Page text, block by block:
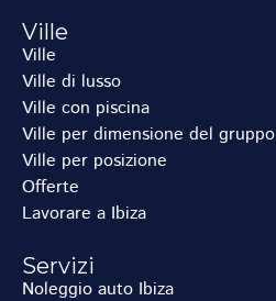
Ville
Ville
Ville di lusso
Ville con piscina
Ville per dimensione del gruppo
Ville per posizione
Offerte
Lavorare a Ibiza
Servizi
Noleggio auto Ibiza